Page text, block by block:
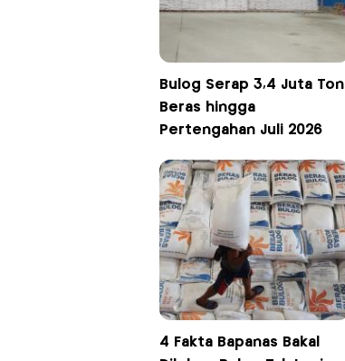
Bulog Serap 3,4 Juta Ton
Beras hingga
Pertengahan Juli 2026
4 Fakta Bapanas Bakal